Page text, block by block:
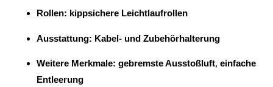
Rollen: kippsichere Leichtlaufrollen
Ausstattung: Kabel- und Zubehörhalterung
Weitere Merkmale: gebremste Ausstoßluft, einfache
Entleerung